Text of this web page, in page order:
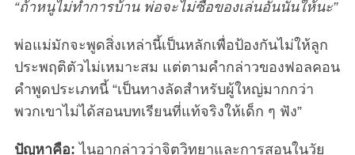
“ถ้าหนูไม่ทำการบ้าน พ่อจะไม่ซื้อของเล่นอันนั้นให้นะ”
พ่อแม่มักจะพูดสิ่งเหล่านี้เป็นหลักเพื่อป้องกันไม่ให้ลูก
ประพฤติตัวไม่เหมาะสม แต่ตามคำกล่าวของฟอลคอน
คำพูดประเภทนี้ “เป็นทางลัดสำหรับผู้ใหญ่มากกว่า
พวกเขาไม่ได้สอนบทเรียนที่แท้จริงให้เด็ก ๆ ฟัง”
ปัญหาคือ: ไนอากล่าวว่าจิตวิทยาและการสอนในวัย